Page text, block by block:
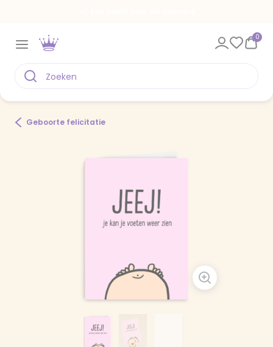
0
Geboorte felicitatie